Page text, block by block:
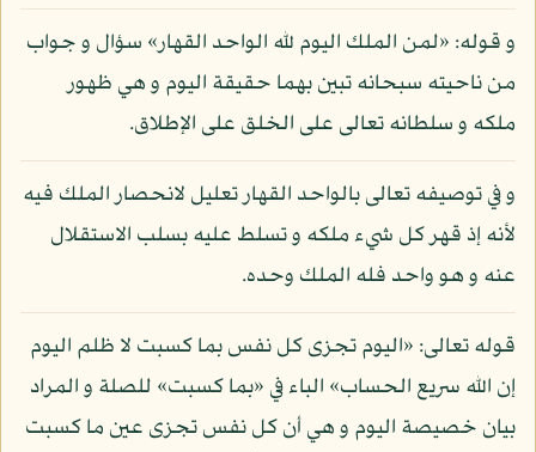
و قوله: «لمن الملك اليوم لله الواحد القهار» سؤال و جواب
من ناحيته سبحانه تبين بهما حقيقة اليوم و هي ظهور
ملكه و سلطانه تعالى على الخلق على الإطلاق.
و في توصيفه تعالى بالواحد القهار تعليل لانحصار الملك فيه
لأنه إذ قهر كل شيء ملكه و تسلط عليه بسلب الاستقلال
عنه و هو واحد فله الملك وحده.
قوله تعالى: «اليوم تجزى كل نفس بما كسبت لا ظلم اليوم
إن الله سريع الحساب» الباء في «بما كسبت» للصلة و المراد
بيان خصيصة اليوم و هي أن كل نفس تجزى عين ما كسبت